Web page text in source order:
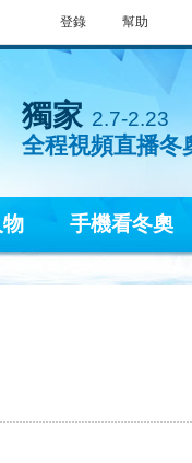
幫助
登錄
獨家 2.7-2.23
全程視頻直播冬
手機看冬奧